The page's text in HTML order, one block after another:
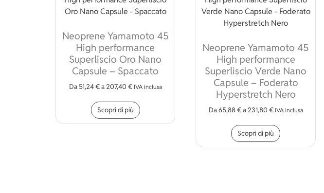
Neoprene Yamamoto 45
High performance
Superliscio Oro Nano
Capsule – Spaccato
Da 51,24€a207,40 € IVA inclusa
Scopri di più
Questo prodotto ha più varianti. Le opzioni possono
Neoprene Yamamoto 45
High performance
Superliscio Verde Nano
Capsule – Foderato
Hyperstretch Nero
Da65,88€a231,80 € IVA inclusa
Scopri di più
Questo